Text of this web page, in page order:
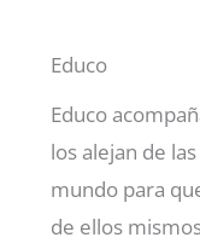
Educo
Educo
los alejan de
mundo para
de ellos